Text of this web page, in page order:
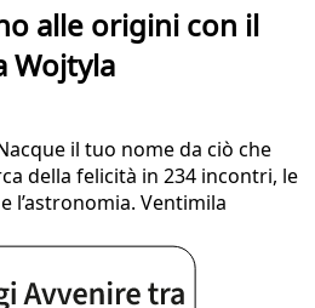
alle origini con il
Wojtyla
il tuo nome da ciò che
della felicità in 234 incontri, le
l’astronomia. Ventimila